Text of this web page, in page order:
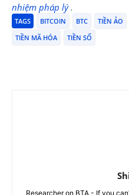
nhiệm pháp lý.
TAGS BITCOIN BTC TIỀN ẢO
TIỀN MÃ HÓA
TIỀN SỐ
Researcher on BTA - If you